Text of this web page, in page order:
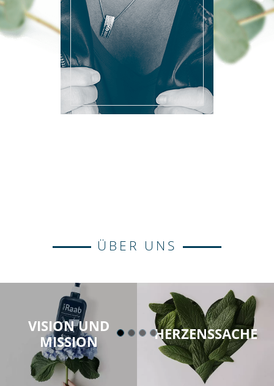
ÜBER UNS
VISION UND
MISSION
HERZENSSACHE